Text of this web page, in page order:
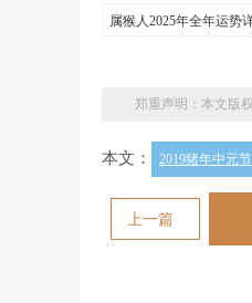
属猴人2025年全年运势
郑重声明：本文版
本文： 2019猪年中元
上一篇